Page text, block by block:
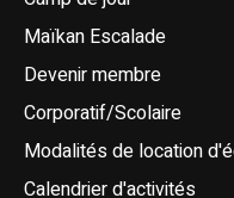
Maïkan Escalade
Devenir membre
Corporatif/Scolaire
Modalités de location
Calendrier d'activités